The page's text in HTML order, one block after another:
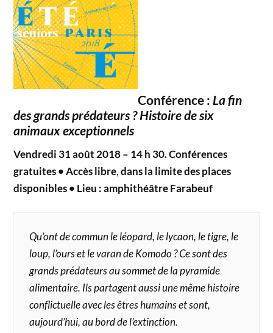
Conférence : La fin
des grands prédateurs ? Histoire de six
animaux exceptionnels
Vendredi 31 août 2018 – 14 h 30. Conférences
gratuites • Accès libre, dans la limite des places
disponibles • Lieu : amphithéâtre Farabeuf
Qu’ont de commun le léopard, le lycaon, le tigre, le
loup, l’ours et le varan de Komodo ? Ce sont des
grands prédateurs au sommet de la pyramide
alimentaire. Ils partagent aussi une même histoire
conflictuelle avec les êtres humains et sont,
aujourd’hui, au bord de l’extinction.